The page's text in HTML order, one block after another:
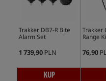
Trakker DB7-R Bite
Alarm Set
1 739,90 PLN
KUP
Trakker
Range
76,90